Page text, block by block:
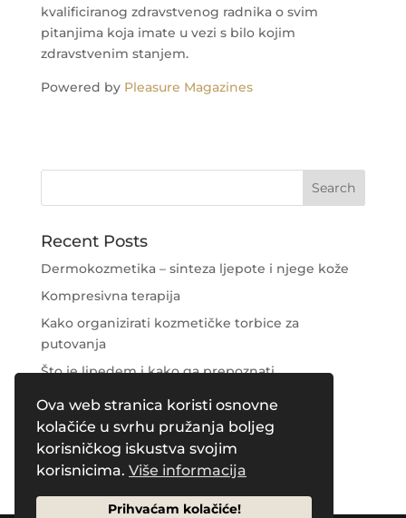
Ova web stranica koristi osnovne
kolačiće u svrhu pružanja boljeg
korisničkog iskustva svojim
korisnicima. Više informacija
Prihvaćam kolačiće!
kvalificiranog zdravstvenog radnika o svim
pitanjima koja imate u vezi s bilo kojim
zdravstvenim stanjem.
Powered by Pleasure Magazines
Recent Posts
Dermokozmetika – sinteza ljepote i njege kože
Kompresivna terapija
Kako organizirati kozmetičke torbice za
putovanja
Što je lipedem i kako ga prepoznati
Njega područja oko očiju
Recent Comments